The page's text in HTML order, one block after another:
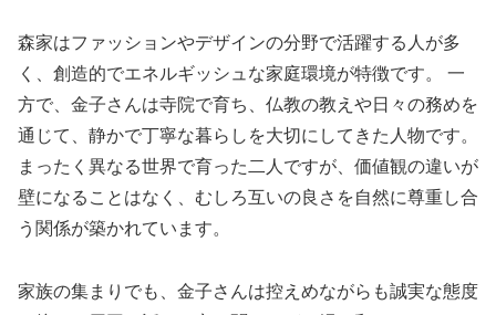
森家はファッションやデザインの分野で活躍する人が多
く、創造的でエネルギッシュな家庭環境が特徴です。 一
方で、金子さんは寺院で育ち、仏教の教えや日々の務めを
通じて、静かで丁寧な暮らしを大切にしてきた人物です。
まったく異なる世界で育った二人ですが、価値観の違いが
壁になることはなく、むしろ互いの良さを自然に尊重し合
う関係が築かれています。
家族の集まりでも、金子さんは控えめながらも誠実な態度